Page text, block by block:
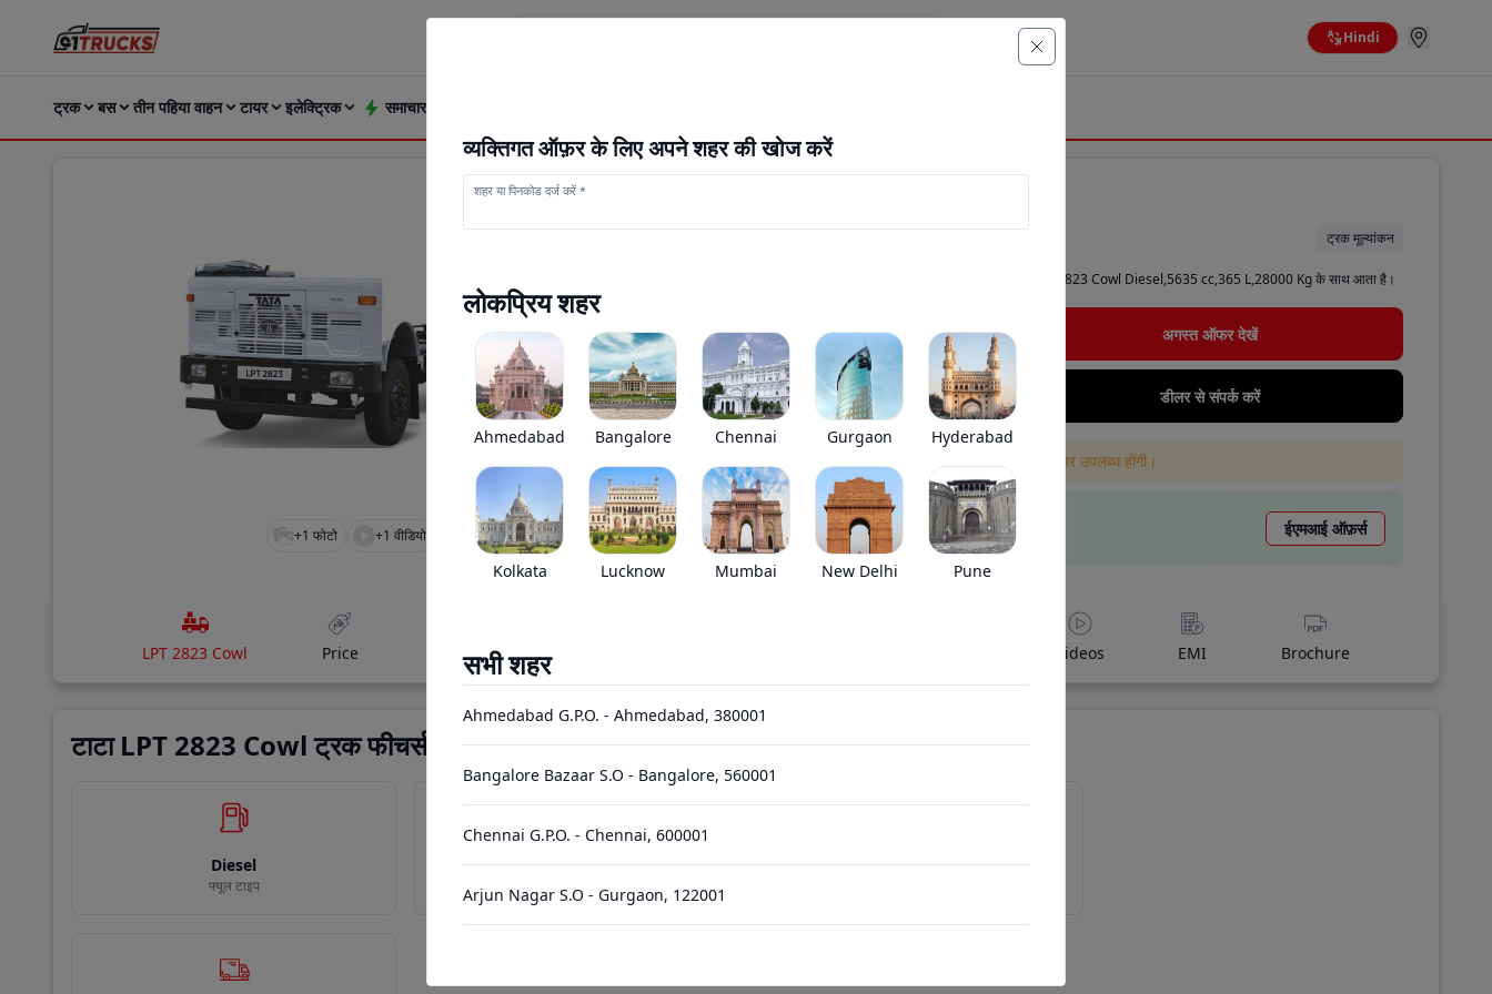
Hindi
ट्रक बस तीन पहिया वाहन टायर इलेक्ट्रिक समाचार और अपडेट्स
+1 फोटो +1 वीडियो
ट्रक मूल्यांकन
टाटा LPT 2823 Cowl भारत बाजार में रुपये की एक्स-शोरूम कीमत पर उपलब्ध है। टाटा LPT 2823 Cowl Diesel,5635 cc,365 L,28000 Kg के साथ आता है।
कीमत जल्द ही आ रही है* View Price Breakup
EMI starts @
***** /month*
Ex-showroom price in
अगस्त ऑफर देखें
डीलर से संपर्क करें
•जीएसटी 2.0 के बाद कीमतों में संशोधन किया गया है। नई दरें जल्द ही वेबसाइट पर उपलब्ध होंगी।
EMI starts @
***** /month* ईएमआई ऑफ़र्स
व्यक्तिगत ऑफ़र के लिए अपने शहर की खोज करें
शहर या पिनकोड दर्ज करें *
लोकप्रिय शहर
Ahmedabad Bangalore Chennai Gurgaon Hyderabad
Kolkata Lucknow Mumbai New Delhi Pune
सभी शहर
Ahmedabad G.P.O. - Ahmedabad, 380001
Bangalore Bazaar S.O - Bangalore, 560001
Chennai G.P.O. - Chennai, 600001
Arjun Nagar S.O - Gurgaon, 122001
LPT 2823 Cowl Price Variants Videos EMI Brochure
टाटा LPT 2823 Cowl ट्रक फीचर्स
Diesel
फ्यूल टाइप
5635 cc
इंजन कैपेसिटी
365 L